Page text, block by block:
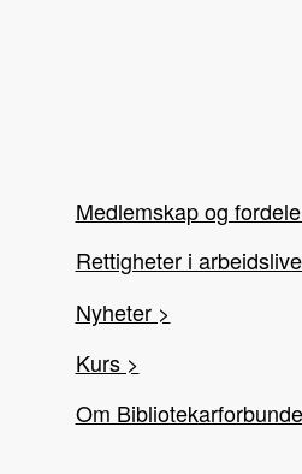
Medlemskap og
Rettigheter i
Nyheter >
Kurs >
Om